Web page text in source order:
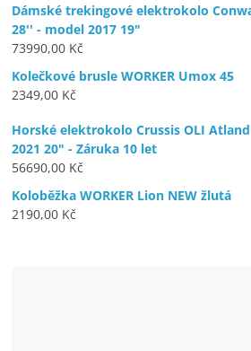
Dámské trekingové elektrokolo
28'' - model 2017 19"
73990,00 Kč
Kolečkové brusle WORKER Umox 45
2349,00 Kč
Horské elektrokolo Crussis OLI
2021 20" - Záruka 10 let
56690,00 Kč
Koloběžka WORKER Lion NEW žlutá
2190,00 Kč